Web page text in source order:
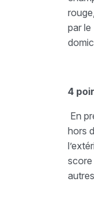
par le
4
En
hors
score